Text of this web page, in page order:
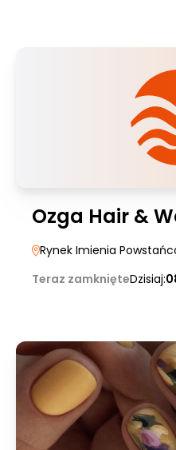
Ozga Hair &
Rynek Imienia
Teraz zamknięteDzisiaj: